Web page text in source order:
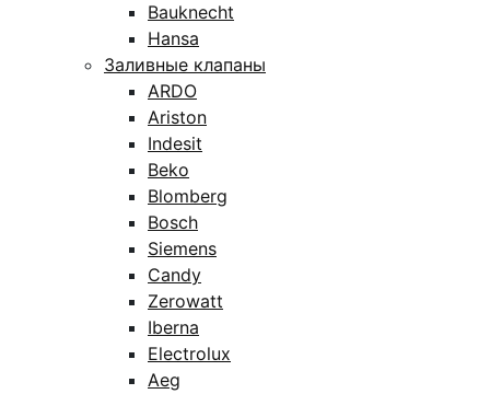
Bauknecht
Hansa
Заливные клапаны
ARDO
Ariston
Indesit
Beko
Blomberg
Bosch
Siemens
Candy
Zerowatt
Iberna
Electrolux
Aeg